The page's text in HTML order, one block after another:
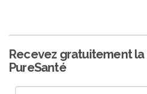
Recevez gratuitement
PureSanté